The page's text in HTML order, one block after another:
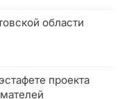
области
проекта